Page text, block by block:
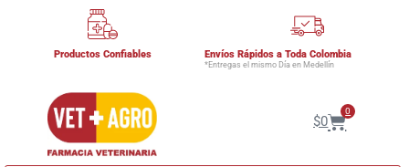
Productos Confiables Envíos Rápidos a Toda Colombia
*Entregas el mismo Día en Medellín
$0
0